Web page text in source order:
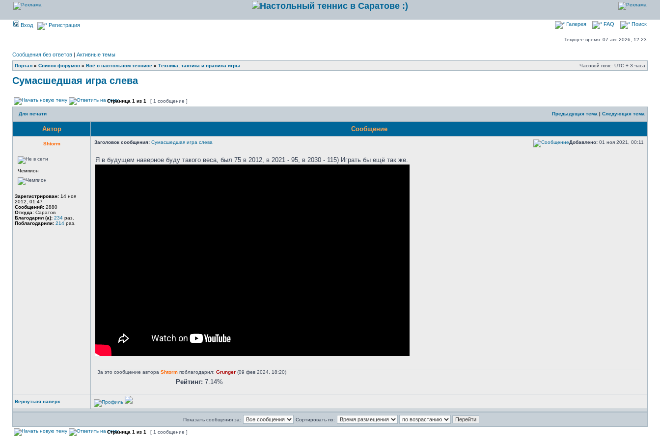
Вход Регистрация Галерея FAQ Поиск
Текущее время: 07 авг 2026, 12:23
Сообщения без ответов | Активные темы
Портал » Список форумов » Всё о настольном теннисе » Техника, тактика и правила игры Часовой пояс: UTC + 3 часа
Сумасшедшая игра слева
Страница 1 из 1 [ 1 сообщение ]
Для печати Предыдущая тема | Следующая тема
Автор Сообщение
Shtorm Заголовок сообщения: Сумасшедшая игра слева Добавлено: 01 ноя 2021, 00:11
Чемпион
Зарегистрирован: 14 ноя
2012, 01:47
Сообщений: 2880
Откуда: Саратов
Благодарил (а): 234 раз.
Поблагодарили: 214 раз.
Я в будущем наверное буду такого веса, был 75 в 2012, в 2021 - 95, в 2030 - 115) Играть бы ещё так же.
За это сообщение автора Shtorm поблагодарил: Grunger (09 фев 2024, 18:20)
Рейтинг: 7.14%
Вернуться наверх
Показать сообщения за: Сортировать по:
Страница 1 из 1 [ 1 сообщение ]